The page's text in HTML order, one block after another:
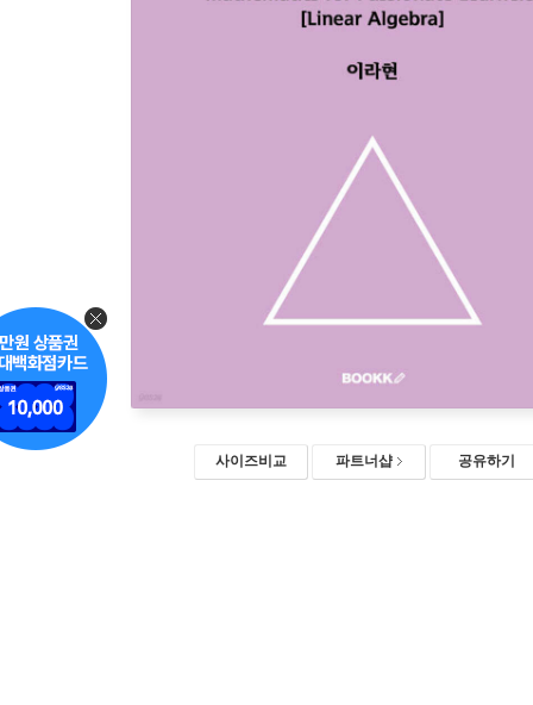
사이즈비교 파트너샵 공유하기